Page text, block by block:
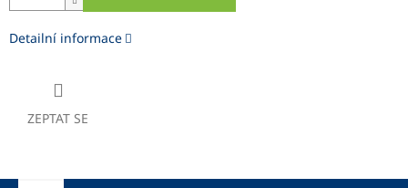
Detailní informace
ZEPTAT SE